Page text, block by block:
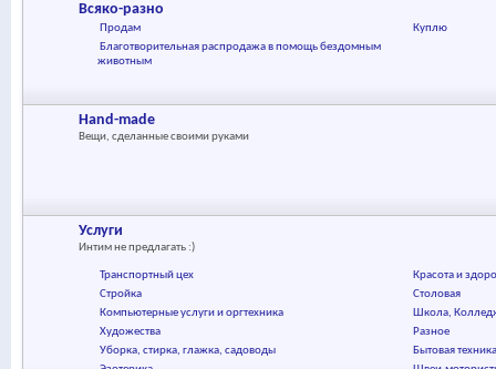
Всяко-разно
Продам
Куплю
Благотворительная распродажа в помощь бездомным
животным
Hand-made
Вещи, сделанные своими руками
Услуги
Интим не предлагать :)
Транспортный цех
Красота и
Стройка
Столовая
Компьютерные услуги и оргтехника
Школа,
Художества
Разное
Уборка, стирка, глажка, садоводы
Бытовая